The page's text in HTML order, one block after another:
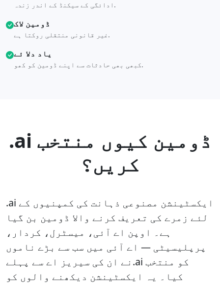
ادائگی کے سیکنڈ کے اندر زندہ.
ڈومین لاک
غیر قانونی منتقلی روکتا ہے.
یاد دلا ئے
کبھی بھی حادثات سے اپنے ڈومین کو کھو.
.ai ڈومین کیوں منتخب
کریں؟
.ai ایکسٹینشن مصنوعی ذہانت کی کمپنیوں کے
لئے زمرے کی تعریف کرنے والا ڈومین بن گیا
ہے۔ اوپن اے آئی، میسٹرل، کردار،
پرپلیسیٹی — اے آئی میں سب سے بڑے ناموں
نے ان کی سیریز اے سے پہلے.ai کو منتخب
کیا۔ یہ ایکسٹینشن دیکھنے والوں کو